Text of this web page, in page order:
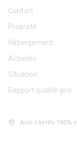
Confort
Propreté
Hébergement
Activités
Situation
Rapport qualité-prix
Avis clients 100%